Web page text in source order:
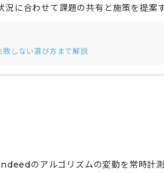
に合わせて課題の共有と施策を提案
で応募開始数は約４倍、応募数は５
しない選び方まで解説
のアルゴリズムの変動を常時計